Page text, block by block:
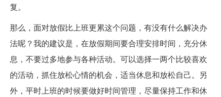
复。
那么，面对放假比上班更累这个问题，有没有什么解决办
法呢？我的建议是，在放假期间要合理安排时间，充分休
息，不要过多地参与各种活动。可以选择一两个比较喜欢
的活动，抓住放松心情的机会，适当休息和放松自己。另
外，平时上班的时候要做好时间管理，尽量保持工作和休